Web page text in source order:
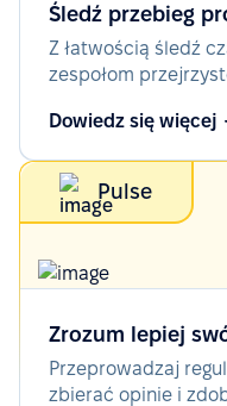
Śledź przebieg
Z łatwością śledź
zespołom
Dowiedz się więcej
Pulse
Zrozum lepiej
Przeprowadzaj
zbierać opinie i